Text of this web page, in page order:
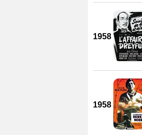
1958
1958